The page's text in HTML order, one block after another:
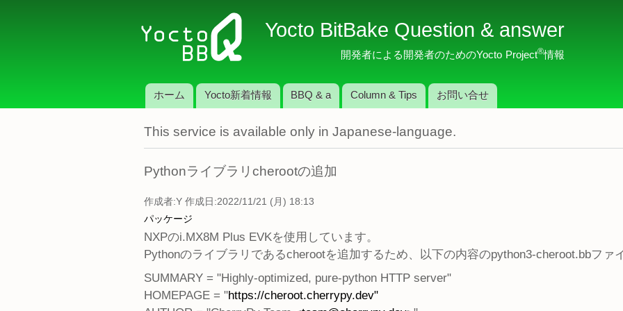
イ
コ
テ
ツ
に
Yocto BitBake Question & answer
開発者による開発者のためのYocto Project®情報
メインメニュー
ホーム Yocto新着情報 BBQ & a Column & Tips お問い合せ
This service is available only in Japanese-language.
Pythonライブラリcherootの追加
作成者:Y 作成日:2022/11/21 (月) 18:13
パッケージ
NXPのi.MX8M Plus EVKを使用しています。
Pythonのライブラリであるcherootを追加するため、以下の内容のpython3-cheroot.bbファ
SUMMARY = "Highly-optimized, pure-python HTTP server"
HOMEPAGE = "https://cheroot.cherrypy.dev"